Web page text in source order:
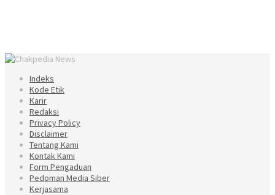
Indeks
Kode Etik
Karir
Redaksi
Privacy Policy
Disclaimer
Tentang Kami
Kontak Kami
Form Pengaduan
Pedoman Media Siber
Kerjasama